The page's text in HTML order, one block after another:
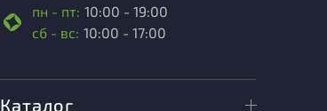
пн - пт: 10:00 - 19:00
сб - вс: 10:00 - 17:00
Каталог